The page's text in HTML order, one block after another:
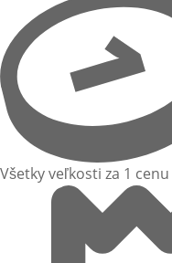
Všetky veľkosti za 1 cenu